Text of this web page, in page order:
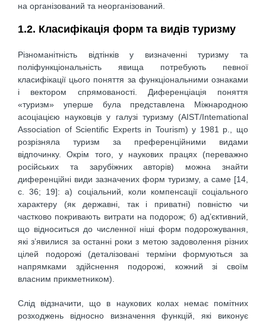
на організований та неорганізований.
1.2. Класифікація форм та видів туризму
Різноманітність відтінків у визначенні туризму та
поліфункціональність явища потребують певної
класифікації цього поняття за функціональними ознаками
і вектором спрямованості. Диференціація поняття
«туризм» уперше була представлена Міжнародною
асоціацією науковців у галузі туризму (АІST/Intemational
Association of Scientific Experts in Tourism) у 1981 р., що
розрізняла туризм за преференційними видами
відпочинку. Окрім того, у наукових працях (переважно
російських та зарубіжних авторів) можна знайти
диференційні види зазначених форм туризму, а саме [14,
с. 36; 19]: а) соціальний, коли компенсації соціального
характеру (як державні, так і приватні) повністю чи
частково покривають витрати на подорож; б) ад’єктивний,
що відноситься до численної ніші форм подорожування,
які з’явилися за останні роки з метою задоволення різних
цілей подорожі (деталізовані терміни формуються за
напрямками здійснення подорожі, кожний зі своїм
власним прикметником).
Слід відзначити, що в наукових колах немає помітних
розходжень відносно визначення функцій, які виконує